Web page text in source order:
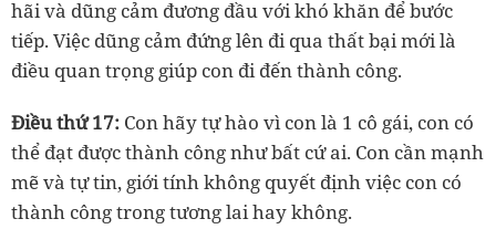
hãi và dũng cảm đương đầu với khó khăn để bước
tiếp. Việc dũng cảm đứng lên đi qua thất bại mới là
điều quan trọng giúp con đi đến thành công.
Điều thứ 17: Con hãy tự hào vì con là 1 cô gái, con có
thể đạt được thành công như bất cứ ai. Con cần mạnh
mẽ và tự tin, giới tính không quyết định việc con có
thành công trong tương lai hay không.